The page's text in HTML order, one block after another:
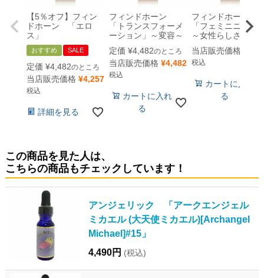
【5％オフ】フィン
ドホーン 「エロ
ス」
おすすめ SALE
定価 ¥4,482のところ
当店販売価格 ¥4,257
税込
詳細を見る
フィンドホーン
「トランスフォーメ
ーション」～変容～
定価 ¥4,482のところ
当店販売価格 ¥4,482
税込
カートに入れ
る
フィンドホーン
「フェミニニティ
～女性らしさ～
当店販売価格
税込
カートに入れ
る
この商品を見た人は、
こちらの商品もチェックしています！
アンジェリック 「アークエンジェル
ミカエル (大天使ミカエル)[Archangel
Michael]#15」
4,490円 (税込)